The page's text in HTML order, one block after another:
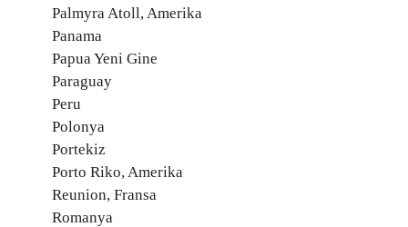
Palmyra Atoll, Amerika
Panama
Papua Yeni Gine
Paraguay
Peru
Polonya
Portekiz
Porto Riko, Amerika
Reunion, Fransa
Romanya